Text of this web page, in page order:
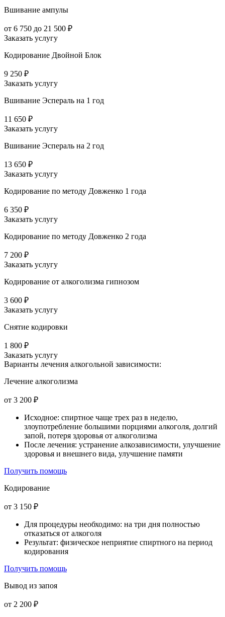
Вшивание ампулы
от 6 750 до 21 500 ₽
Заказать услугу
Кодирование Двойной Блок
9 250 ₽
Заказать услугу
Вшивание Эспераль на 1 год
11 650 ₽
Заказать услугу
Вшивание Эспераль на 2 год
13 650 ₽
Заказать услугу
Кодирование по методу Довженко 1 года
6 350 ₽
Заказать услугу
Кодирование по методу Довженко 2 года
7 200 ₽
Заказать услугу
Кодирование от алкоголизма гипнозом
3 600 ₽
Заказать услугу
Снятие кодировки
1 800 ₽
Заказать услугу
Варианты лечения алкогольной зависимости:
Лечение алкоголизма
от 3 200 ₽
Исходное: спиртное чаще трех раз в неделю,
злоупотребление большими порциями алкоголя, долгий
запой, потеря здоровья от алкоголизма
После лечения: устранение алкозависимости, улучшение
здоровья и внешнего вида, улучшение памяти
Получить помощь
Кодирование
от 3 150 ₽
Для процедуры необходимо: на три дня полностью
отказаться от алкоголя
Результат: физическое неприятие спиртного на период
кодирования
Получить помощь
Вывод из запоя
от 2 200 ₽